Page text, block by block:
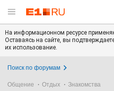
На информационном ресурсе
Оставаясь на сайте, вы
их использование.
Поиск по форумам
Общение Отдых Знакомства